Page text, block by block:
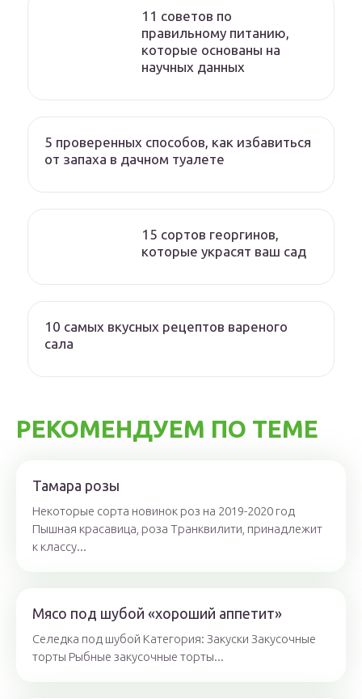
11 советов по
правильному питанию,
которые основаны на
научных данных
5 проверенных способов, как избавиться
от запаха в дачном туалете
15 сортов георгинов,
которые украсят ваш сад
10 самых вкусных рецептов вареного
сала
РЕКОМЕНДУЕМ ПО ТЕМЕ
Тамара розы
Некоторые сорта новинок роз на 2019-2020 год
Пышная красавица, роза Транквилити, принадлежит
к классу...
Мясо под шубой «хороший аппетит»
Селедка под шубой Категория: Закуски Закусочные
торты Рыбные закусочные торты...